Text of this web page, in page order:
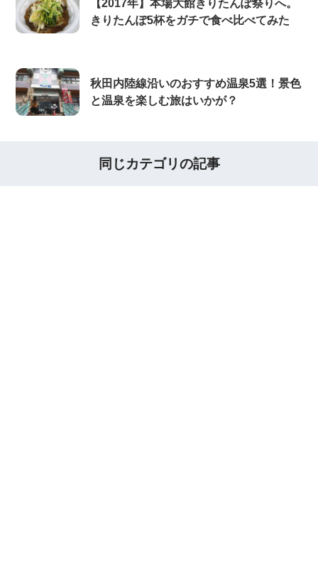
【2017年】本場大館きりたんぽ祭りへ。
きりたんぽ5杯をガチで食べ比べてみた
秋田内陸線沿いのおすすめ温泉5選！景色
と温泉を楽しむ旅はいかが？
同じカテゴリの記事